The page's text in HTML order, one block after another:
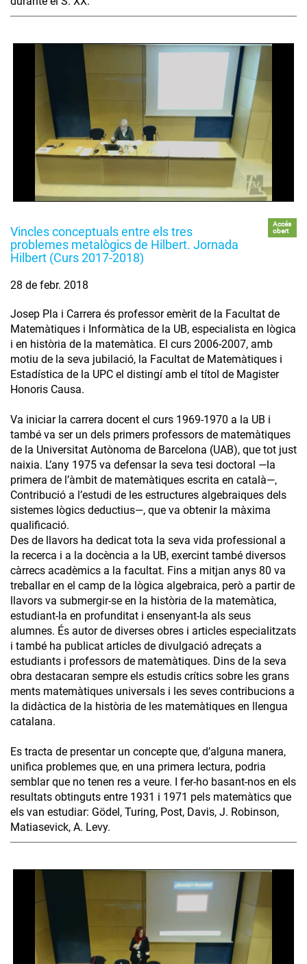
Vincles conceptuals entre els tres
problemes metalògics de Hilbert. Jornada
Hilbert (Curs 2017-2018)
Accés
obert
28 de febr. 2018
Josep Pla i Carrera és professor emèrit de la Facultat de
Matemàtiques i Informàtica de la UB, especialista en lògica
i en història de la matemàtica. El curs 2006-2007, amb
motiu de la seva jubilació, la Facultat de Matemàtiques i
Estadística de la UPC el distingí amb el títol de Magister
Honoris Causa.
Va iniciar la carrera docent el curs 1969-1970 a la UB i
també va ser un dels primers professors de matemàtiques
de la Universitat Autònoma de Barcelona (UAB), que tot just
naixia. L’any 1975 va defensar la seva tesi doctoral —la
primera de l’àmbit de matemàtiques escrita en català—,
Contribució a l’estudi de les estructures algebraiques dels
sistemes lògics deductius—, que va obtenir la màxima
qualificació.
Des de llavors ha dedicat tota la seva vida professional a
la recerca i a la docència a la UB, exercint també diversos
càrrecs acadèmics a la facultat. Fins a mitjan anys 80 va
treballar en el camp de la lògica algebraica, però a partir de
llavors va submergir-se en la història de la matemàtica,
estudiant-la en profunditat i ensenyant-la als seus
alumnes. És autor de diverses obres i articles especialitzats
i també ha publicat articles de divulgació adreçats a
estudiants i professors de matemàtiques. Dins de la seva
obra destacaran sempre els estudis crítics sobre les grans
ments matemàtiques universals i les seves contribucions a
la didàctica de la història de les matemàtiques en llengua
catalana.
Es tracta de presentar un concepte que, d’alguna manera,
unifica problemes que, en una primera lectura, podria
semblar que no tenen res a veure. I fer-ho basant-nos en els
resultats obtinguts entre 1931 i 1971 pels matemàtics que
els van estudiar: Gödel, Turing, Post, Davis, J. Robinson,
Matiasevick, A. Levy.